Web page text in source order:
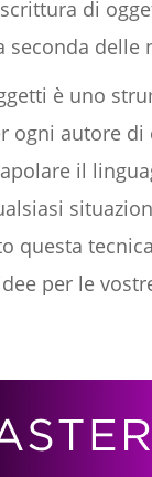
di
seconda delle
è uno
ogni autore di
il
questa
per le